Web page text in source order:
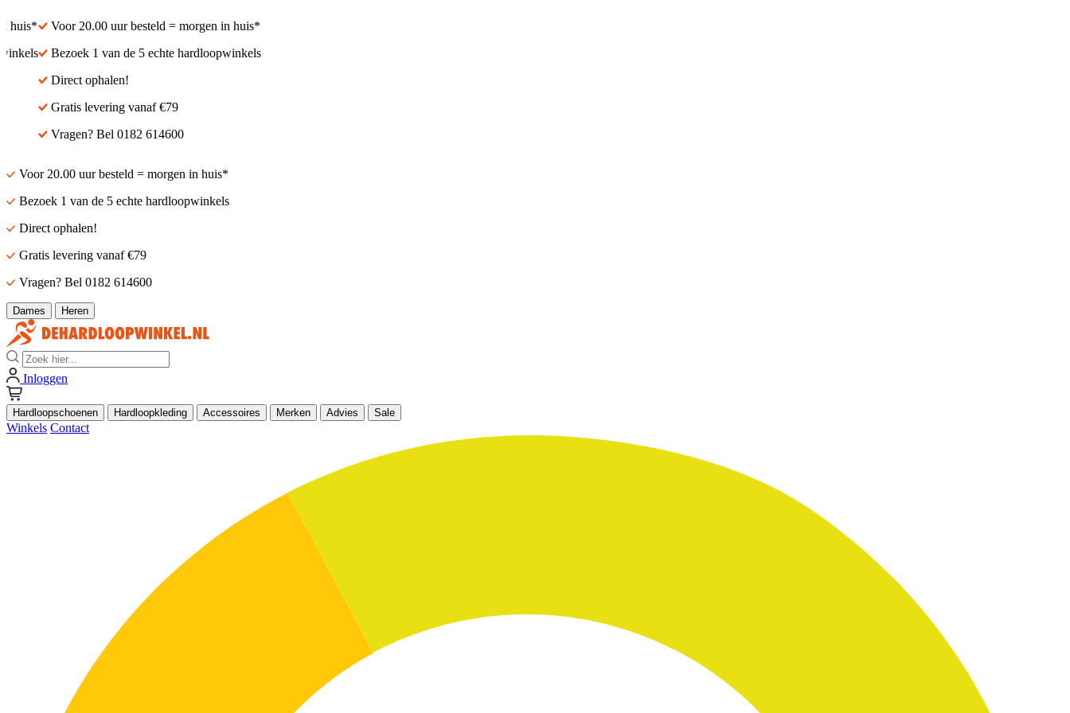
huis*
Voor 20.00 uur besteld = morgen in huis*
Bezoek 1 van de 5 echte hardloopwinkels
Direct ophalen!
Gratis levering vanaf €79
Vragen? Bel 0182 614600
Voor 20.00 uur besteld = morgen in huis*
Bezoek 1 van de 5 echte hardloopwinkels
Direct ophalen!
Gratis levering vanaf €79
Vragen? Bel 0182 614600
Dames Heren
Zoek
Inloggen
Hardloopschoenen Hardloopkleding Accessoires Merken Advies Sale
Winkels Contact